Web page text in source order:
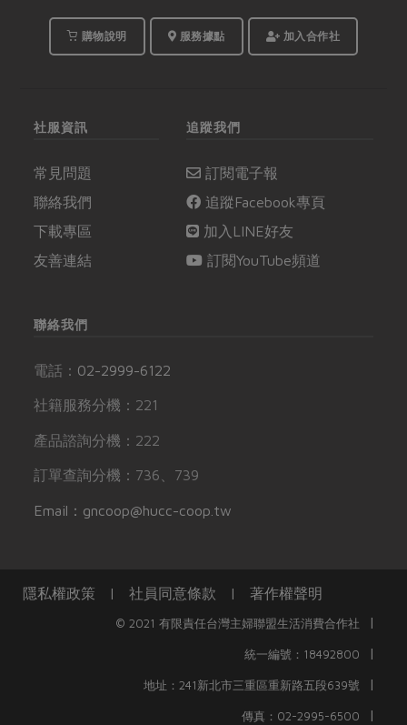
購物說明 服務據點 加入合作社
社服資訊
常見問題
聯絡我們
下載專區
友善連結
追蹤我們
訂閱電子報
追蹤Facebook專頁
加入LINE好友
訂閱YouTube頻道
聯絡我們
電話： 02-2999-6122
社籍服務分機：221
產品諮詢分機：222
訂單查詢分機：736、739
Email：gncoop@hucc-coop.tw
隱私權政策 | 社員同意條款 | 著作權聲明
© 2021 有限責任台灣主婦聯盟生活消費合作社 |
統一編號：18492800 |
地址：241新北市三重區重新路五段639號 |
傳真：02-2995-6500 |